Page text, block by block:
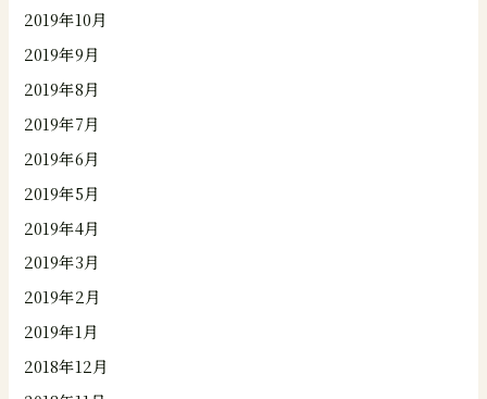
2019年10月
2019年9月
2019年8月
2019年7月
2019年6月
2019年5月
2019年4月
2019年3月
2019年2月
2019年1月
2018年12月